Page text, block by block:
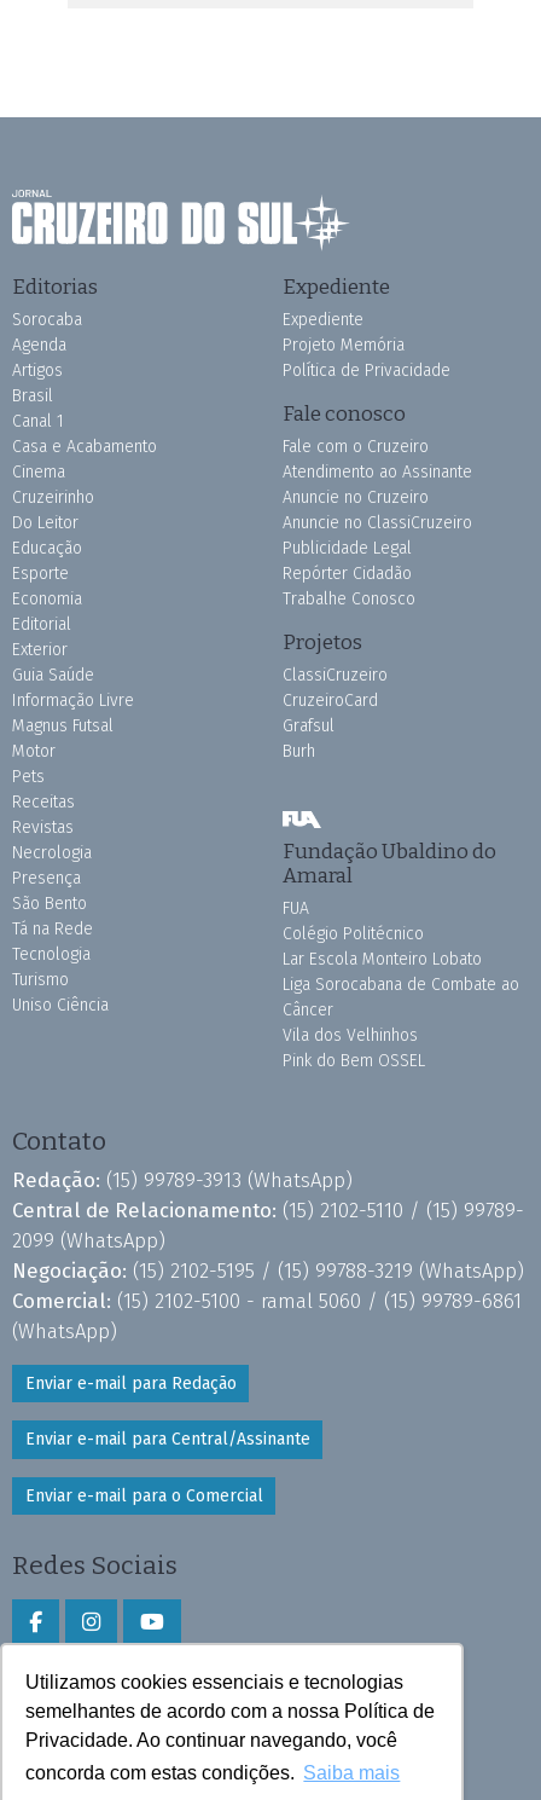
Utilizamos cookies essenciais e tecnologias
semelhantes de acordo com a nossa Política de
Privacidade. Ao continuar navegando, você
concorda com estas condições. Saiba mais
Editorias
Sorocaba
Agenda
Artigos
Brasil
Canal 1
Casa e Acabamento
Cinema
Cruzeirinho
Do Leitor
Educação
Esporte
Economia
Editorial
Exterior
Guia Saúde
Informação Livre
Magnus Futsal
Motor
Pets
Receitas
Revistas
Necrologia
Presença
São Bento
Tá na Rede
Tecnologia
Turismo
Uniso Ciência
Expediente
Expediente
Projeto Memória
Política de Privacidade
Fale conosco
Fale com o Cruzeiro
Atendimento ao Assinante
Anuncie no Cruzeiro
Anuncie no ClassiCruzeiro
Publicidade Legal
Repórter Cidadão
Trabalhe Conosco
Projetos
ClassiCruzeiro
CruzeiroCard
Grafsul
Burh
Fundação Ubaldino do
Amaral
FUA
Colégio Politécnico
Lar Escola Monteiro Lobato
Liga Sorocabana de Combate ao
Câncer
Vila dos Velhinhos
Pink do Bem OSSEL
Contato
Redação: (15) 99789-3913 (WhatsApp)
Central de Relacionamento: (15) 2102-5110 / (15) 99789-
2099 (WhatsApp)
Negociação: (15) 2102-5195 / (15) 99788-3219 (WhatsApp)
Comercial: (15) 2102-5100 - ramal 5060 / (15) 99789-6861
(WhatsApp)
Enviar e-mail para Redação
Enviar e-mail para Central/Assinante
Enviar e-mail para o Comercial
Redes Sociais
Faça download do aplicativo
Play Store e App Store